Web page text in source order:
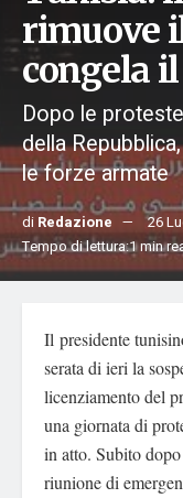
rimuove
congela
Dopo le
della
le forze armate
di Redazione 26
Tempo di lettura:1 min
Il presidente
serata di ieri la
licenziamento del
una giornata di
in atto. Subito
riunione di